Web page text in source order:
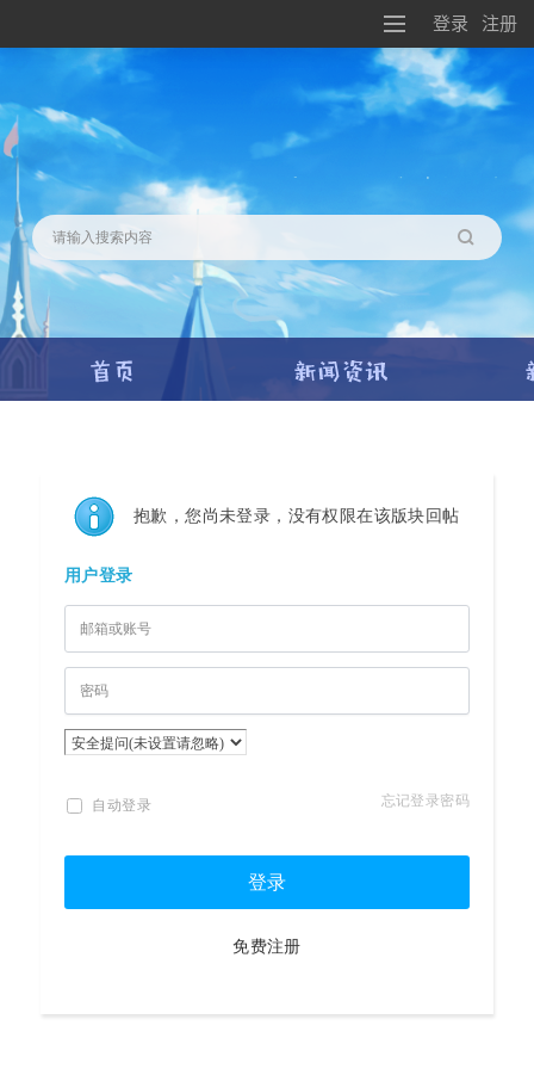
登录 注册
抱歉，您尚未登录，没有权限在该版块回帖
用户登录
自动登录 忘记登录密码
登录
免费注册